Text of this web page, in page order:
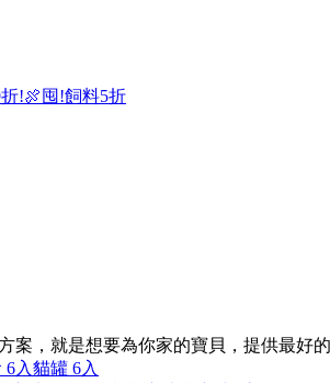
!🍖囤!飼料5折
，就是想要為你家的寶貝，提供最好的
6入貓罐 6入